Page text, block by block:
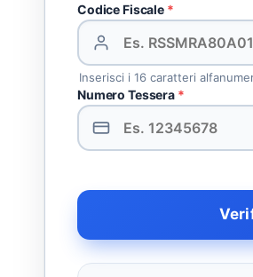
Codice Fiscale *
Inserisci i 16 caratteri
Numero Tessera *